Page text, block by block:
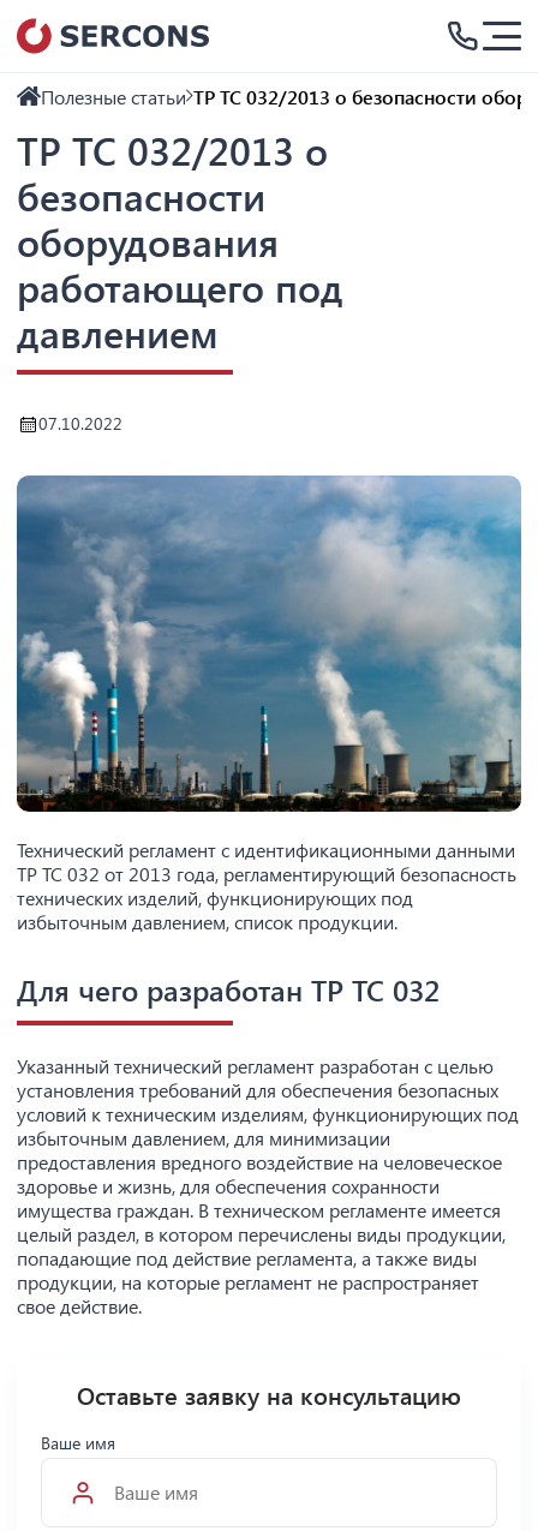
Полезные статьи ТР ТС 032/2013 о безопасности
ТР ТС 032/2013 о
безопасности
оборудования
работающего под
давлением
07.10.2022
Технический регламент с идентификационными данными
ТР ТС 032 от 2013 года, регламентирующий безопасность
технических изделий, функционирующих под
избыточным давлением, список продукции.
Для чего разработан ТР ТС 032
Указанный технический регламент разработан с целью
установления требований для обеспечения безопасных
условий к техническим изделиям, функционирующих под
избыточным давлением, для минимизации
предоставления вредного воздействие на человеческое
здоровье и жизнь, для обеспечения сохранности
имущества граждан. В техническом регламенте имеется
целый раздел, в котором перечислены виды продукции,
попадающие под действие регламента, а также виды
продукции, на которые регламент не распространяет
свое действие.
Оставьте заявку на консультацию
Ваше имя